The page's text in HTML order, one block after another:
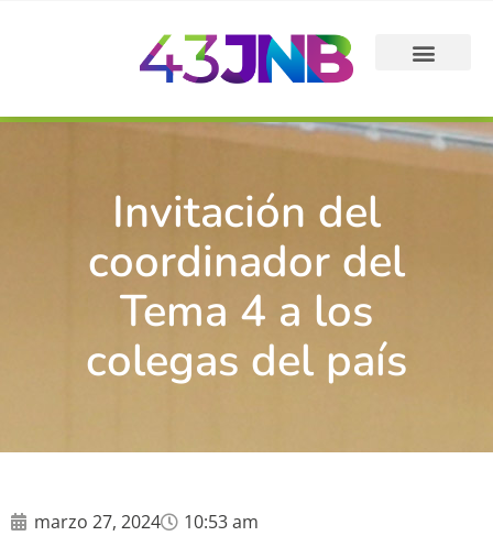
Invitación del
coordinador del
Tema 4 a los
colegas del país
marzo 27, 2024 10:53 am